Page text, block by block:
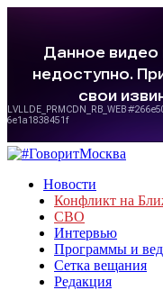
Новости
Конфликт на
СВО
Интервью
Программы и
Сетка вещания
Редакция